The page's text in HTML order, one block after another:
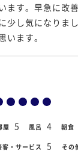
ます。早急に改
少し気になりま
います。
屋 5 風呂 4 朝食
客・サービス 5 その